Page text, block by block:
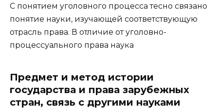
С понятием уголовного процесса тесно связано
понятие науки, изучающей соответствующую
отрасль права. В отличие от уголовно-
процессуального права наука
Предмет и метод истории
государства и права зарубежных
стран, связь с другими науками